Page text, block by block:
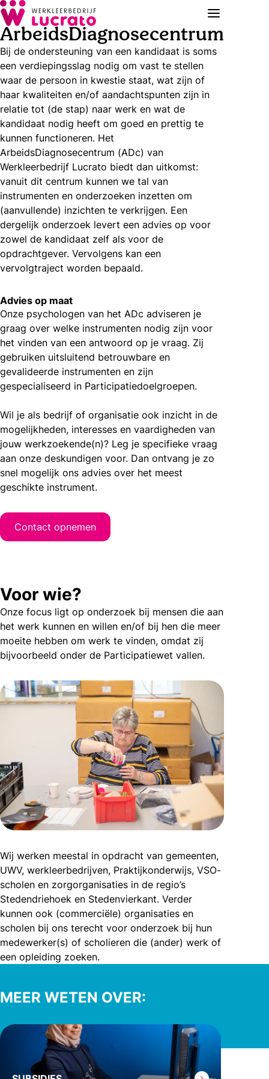
ArbeidsDiagnosecentrum
Bij de ondersteuning van een kandidaat is soms
een verdiepingsslag nodig om vast te stellen
waar de persoon in kwestie staat, wat zijn of
haar kwaliteiten en/of aandachtspunten zijn in
relatie tot (de stap) naar werk en wat de
kandidaat nodig heeft om goed en prettig te
kunnen functioneren. Het
ArbeidsDiagnosecentrum (ADc) van
Werkleerbedrijf Lucrato biedt dan uitkomst:
vanuit dit centrum kunnen we tal van
instrumenten en onderzoeken inzetten om
(aanvullende) inzichten te verkrijgen. Een
dergelijk onderzoek levert een advies op voor
zowel de kandidaat zelf als voor de
opdrachtgever. Vervolgens kan een
vervolgtraject worden bepaald.
Advies op maat
Onze psychologen van het ADc adviseren je
graag over welke instrumenten nodig zijn voor
het vinden van een antwoord op je vraag. Zij
gebruiken uitsluitend betrouwbare en
gevalideerde instrumenten en zijn
gespecialiseerd in Participatiedoelgroepen.
Wil je als bedrijf of organisatie ook inzicht in de
mogelijkheden, interesses en vaardigheden van
jouw werkzoekende(n)? Leg je specifieke vraag
aan onze deskundigen voor. Dan ontvang je zo
snel mogelijk ons advies over het meest
geschikte instrument.
Contact opnemen
Voor wie?
Onze focus ligt op onderzoek bij mensen die aan
het werk kunnen en willen en/of bij hen die meer
moeite hebben om werk te vinden, omdat zij
bijvoorbeeld onder de Participatiewet vallen.
Wij werken meestal in opdracht van gemeenten,
UWV, werkleerbedrijven, Praktijkonderwijs, VSO-
scholen en zorgorganisaties in de regio’s
Stedendriehoek en Stedenvierkant. Verder
kunnen ook (commerciële) organisaties en
scholen bij ons terecht voor onderzoek bij hun
medewerker(s) of scholieren die (ander) werk of
een opleiding zoeken.
MEER WETEN OVER: